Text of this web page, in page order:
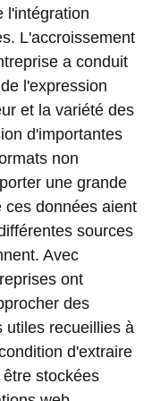
l'intégration
L'accroissement
a conduit
l'expression
et la variété des
d'importantes
non
une grande
ces données aient
sources
Avec
ont
des
utiles recueillies à
d'extraire
stockées